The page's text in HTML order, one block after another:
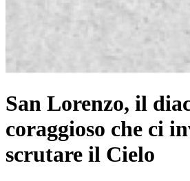
San Lorenzo, il
coraggioso che ci
scrutare il Cielo